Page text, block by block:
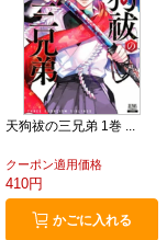
天狗祓の三兄弟 1巻 ...
クーポン適用価格
410円
かごに入れる